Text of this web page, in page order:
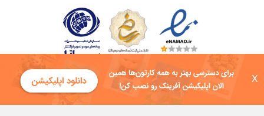
X
کلیه حقوق این سایت به شرکت توسعه فناوی هفت آسمان توکان تعلق دارد و